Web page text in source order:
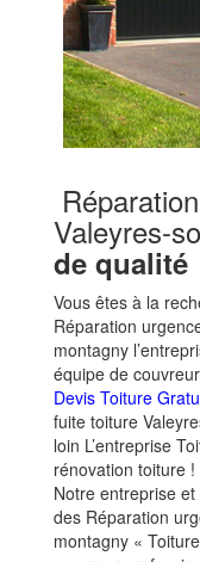
Valeyres-
de qualité
Vous êtes à la
Réparation
montagny
équipe de
Devis Toiture
fuite toiture
loin L’entreprise
rénovation toiture
Notre entreprise
des Réparation
montagny «